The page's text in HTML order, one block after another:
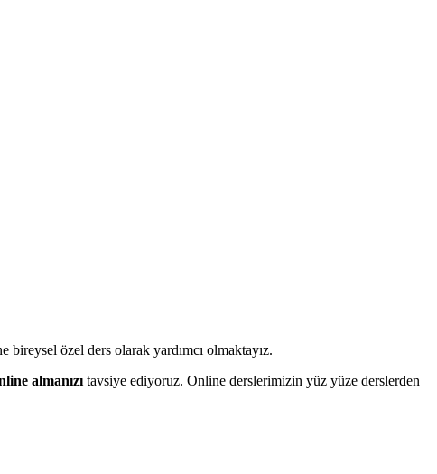
bireysel özel ders olarak yardımcı olmaktayız.
almanızı tavsiye ediyoruz. Online derslerimizin yüz yüze derslerden